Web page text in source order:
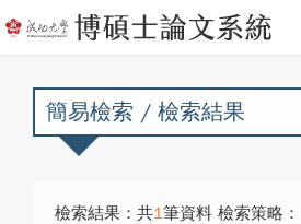
簡易檢索 / 檢索結果
檢索結果：共1筆資料 檢索策略：